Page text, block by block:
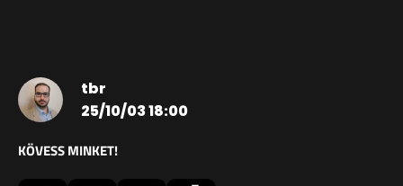
tbr
25/10/03 18:00
KÖVESS MINKET!